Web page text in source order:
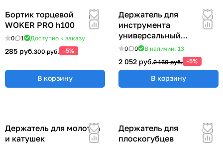
Бортик торцевой
WOKER PRO h100
0 1 Доступно к заказу
285 руб.300 руб. -5%
В корзину
Держатель для
инструмента
универсальный
57x383x185 мм ER-
0 0 В наличии: 13
2 052 руб.2 160 руб. -5%
В корзину
Держатель для молотка
и катушек
Держатель для
плоскогубцев